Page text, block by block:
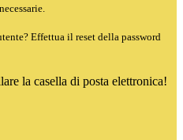
Effettua il reset della password
la casella di posta elettronica!